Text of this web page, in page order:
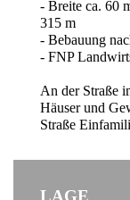
- Breite ca. 60
315 m
- Bebauung
- FNP
An der Straße
Häuser und
Straße
LAGE